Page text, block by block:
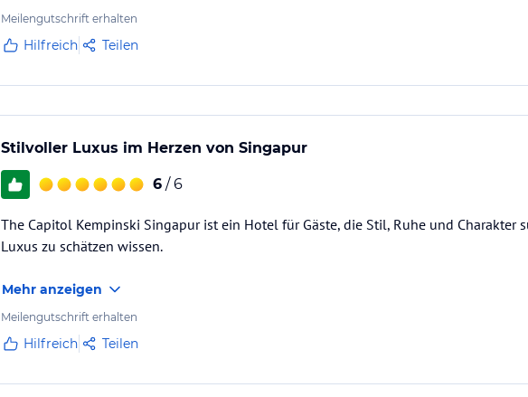
Meilengutschrift erhalten
Hilfreich Teilen
Stilvoller Luxus im Herzen von Singapur
6 / 6
The Capitol Kempinski Singapur ist ein Hotel für Gäste, die Stil, Ruhe und Charakter
Luxus zu schätzen wissen.
Mehr anzeigen
Meilengutschrift erhalten
Hilfreich Teilen